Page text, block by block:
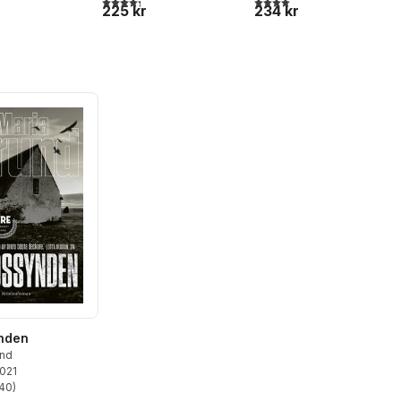
225 kr 234 kr
Totalt antal röster:
40)